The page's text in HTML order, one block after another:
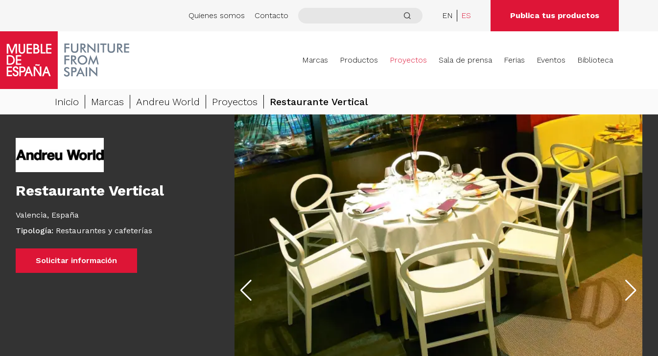
Quienes somos Contacto EN ES Publica tus productos
Marcas Productos Proyectos Sala de prensa Ferias Eventos Biblioteca
Inicio Marcas Andreu World Proyectos Restaurante Vertical
Restaurante Vertical
Valencia, España
Tipología: Restaurantes y cafeterías
Solicitar información